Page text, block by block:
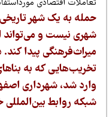
اقتصادی مورداستفاده
به یک شهر تاریخی
نیست و می‌تواند ابعاد
پیدا کند. در
که به بناهای
شد، شهرداری اصفهان
روابط بین‌المللی خود